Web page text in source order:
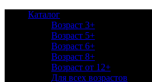
Каталог
Возраст 3+
Возраст 5+
Возраст 6+
Возраст 8+
Возраст от 12+
Для всех возрастов